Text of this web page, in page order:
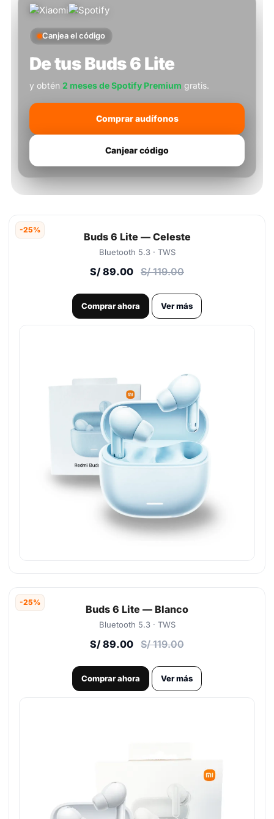
Canjea el código
Detus Buds 6 Lite
y obtén 2 meses de Spotify Premium gratis.
Comprar audífonos
Canjear código
-25%
Buds 6 Lite — Celeste
Bluetooth 5.3 · TWS
S/ 89.00 S/ 119.00
Comprar ahora Ver más
-25%
Buds 6 Lite — Blanco
Bluetooth 5.3 · TWS
S/ 89.00 S/ 119.00
Comprar ahora Ver más